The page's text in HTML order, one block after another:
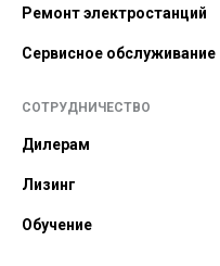
Ремонт электростанций
Сервисное обслуживание
СОТРУДНИЧЕСТВО
Дилерам
Лизинг
Обучение